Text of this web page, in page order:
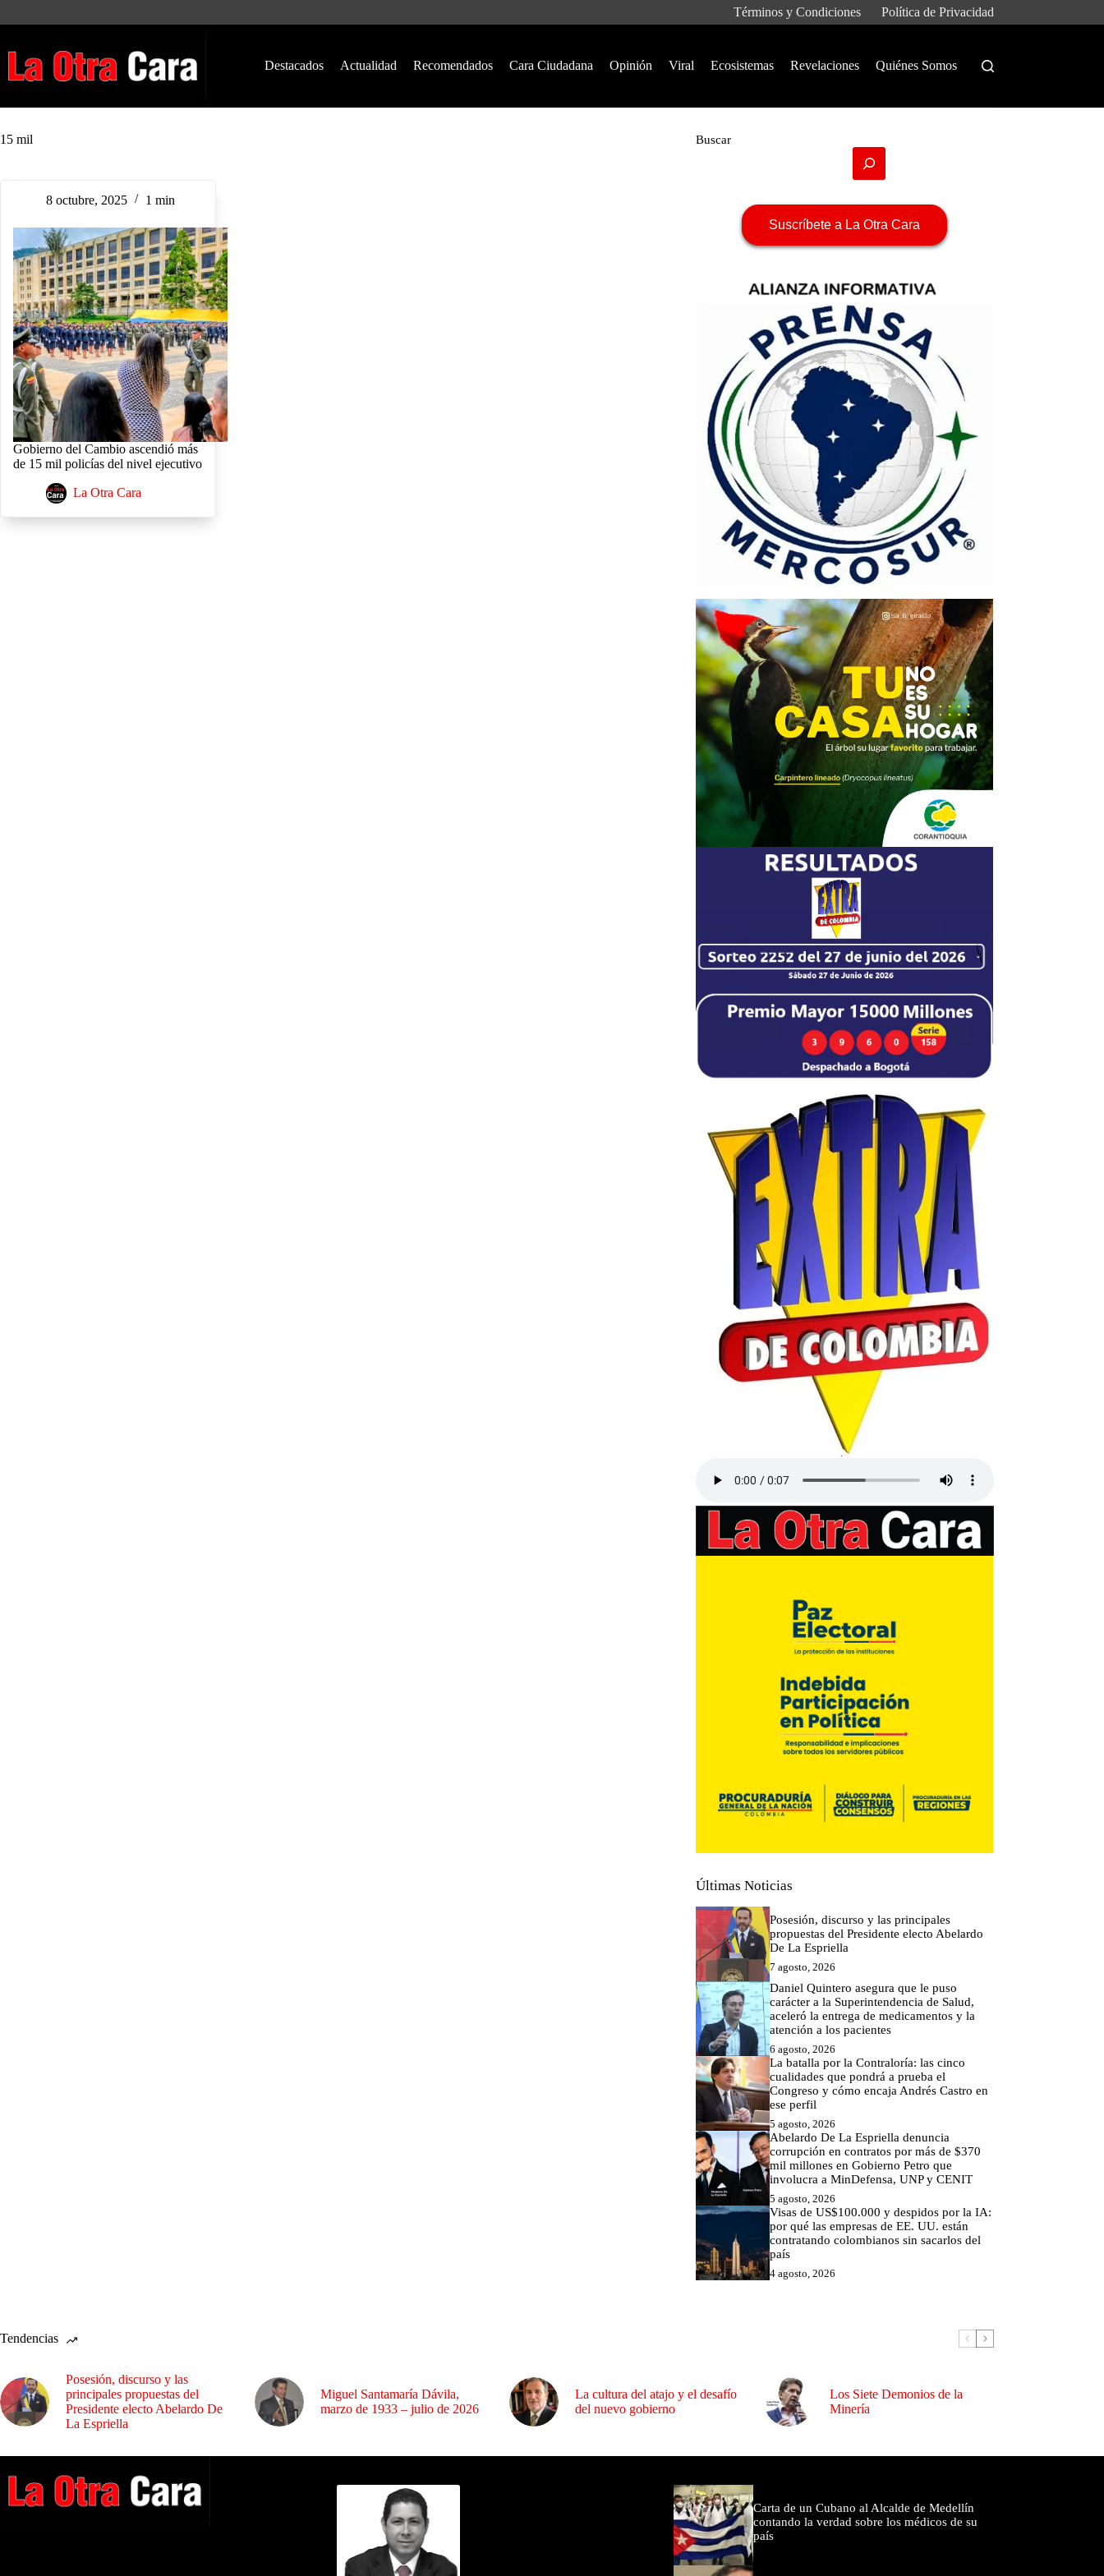
Términos y Condiciones Política de Privacidad
Destacados Actualidad Recomendados Cara Ciudadana Opinión Viral Ecosistemas Revelaciones Quiénes Somos
15 mil
8 octubre, 2025 1 min
Gobierno del Cambio ascendió más
de 15 mil policías del nivel ejecutivo
La Otra Cara
Buscar
Suscríbete a La Otra Cara
Últimas Noticias
Posesión, discurso y las principales
propuestas del Presidente electo Abelardo
De La Espriella
7 agosto, 2026
Daniel Quintero asegura que le puso
carácter a la Superintendencia de Salud,
aceleró la entrega de medicamentos y la
atención a los pacientes
6 agosto, 2026
La batalla por la Contraloría: las cinco
cualidades que pondrá a prueba el
Congreso y cómo encaja Andrés Castro en
ese perfil
5 agosto, 2026
Abelardo De La Espriella denuncia
corrupción en contratos por más de $370
mil millones en Gobierno Petro que
involucra a MinDefensa, UNP y CENIT
5 agosto, 2026
Visas de US$100.000 y despidos por la IA:
por qué las empresas de EE. UU. están
contratando colombianos sin sacarlos del
país
4 agosto, 2026
Tendencias
Posesión, discurso y las
principales propuestas del
Presidente electo Abelardo De
La Espriella
Miguel Santamaría Dávila,
marzo de 1933 – julio de 2026
La cultura del atajo y el desafío
del nuevo gobierno
Los Siete Demonios de la
Minería
Carta de un Cubano al Alcalde de Medellín
contando la verdad sobre los médicos de su
país